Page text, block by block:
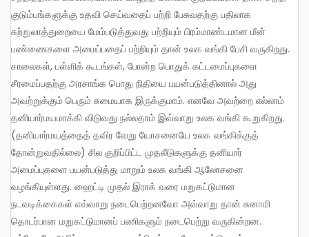
குடும்பங்களுக்கு உதவி செய்வதைப் பற்றி பேசுவதற்கு பதிலாக
சுற்றுலாத்துறையை மேம்படுத்துவது பற்றியும் பிரம்மாண்டமான மீன்
பண்ணைகளை அமைப்பதைப் பற்றியும் தான் உலக வங்கி பேசி வருகிறது.
சாலைகள், பள்ளிக் கூடங்கள், போன்ற பொதுக் கட்டமைப்புகளை
சீரமைப்பதற்கு அரசாங்க பொது நிதியை பயன்படுத்தினால் அது
அவற்றுக்கும் பெரும் சுமையாக இருக்குமாம். எனவே அவற்றை எல்லாம்
தனியார்மயமாக்கி விடுவது நல்லதாம் இவ்வாறு உலக வங்கி கூறுகிறது.
(தனியார்மயத்தைத் தவிர வேறு யோசனையே உலக வங்கிக்குத்
தோன்றுவதில்லை) சில குறிப்பிட்ட முதலீடுகளுக்கு தனியார்
அமைப்புகளை பயன்படுத்து மாறும் உலக வங்கி ஆலோசனை
வழங்கியுள்ளது. ஹைட்டி முதல் இராக் வரை மறுகட்டுமான
நடவடிக்கைகள் எவ்வாறு நடைபெற்றனவோ அவ்வாறு தான் சுனாமி
தொடர்பான மறுகட்டுமானப் பணிகளும் நடைபெற்று வருகின்றன.